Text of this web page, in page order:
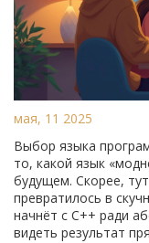
мая, 11 2025
Выбор языка
то, какой язык
будущем. Скорее,
превратилось в
начнёт с C++ ради
видеть результат